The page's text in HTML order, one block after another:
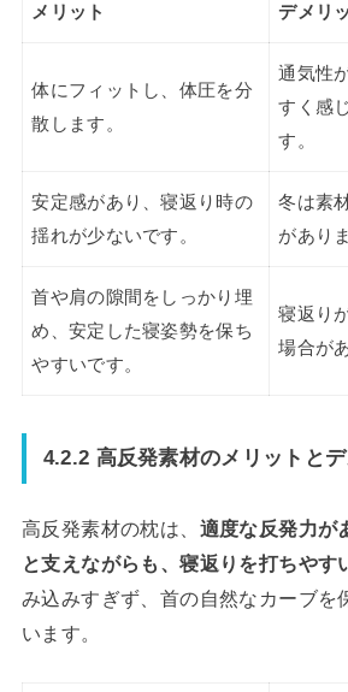
メリット デメリ
体にフィットし、体圧を分
散します。
通気性
すく感
す。
安定感があり、寝返り時の
揺れが少ないです。
冬は素
があり
首や肩の隙間をしっかり埋
め、安定した寝姿勢を保ち
やすいです。
寝返り
場合が
4.2.2 高反発素材のメリットと
高反発素材の枕は、 適度な反発力が
と支えながらも、寝返りを打ちやす
み込みすぎず、首の自然なカーブを
います。